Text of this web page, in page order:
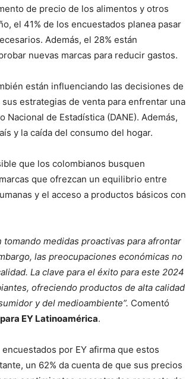
de precio de los alimentos y otros
el 41% de los encuestados planea pasar
Además, el 28% están
nuevas marcas para reducir gastos.
están influenciando las decisiones de
estrategias de venta para enfrentar una
de Estadística (DANE). Además,
y la caída del consumo del hogar.
que los colombianos busquen
que ofrezcan un equilibrio entre
y el acceso a productos básicos con
medidas proactivas para afrontar
las preocupaciones económicas no
La clave para el éxito para este 2024
ofreciendo productos de alta calidad
y del medioambiente”. Comentó
EY Latinoamérica.
por EY afirma que estos
un 62% da cuenta de que sus precios